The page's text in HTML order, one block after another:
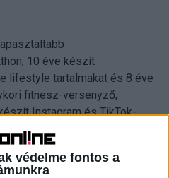
védelme fontos a
10 éve készít
lifestyle tartalmakat és 8 éve
fitnesz-versenyző,
Instagram és TikTok-
és akár fitnesz életmód
több olyan videós sorozata
ételeket készít el